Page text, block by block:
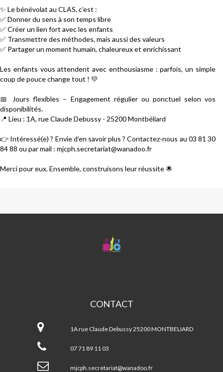
✨ Le bénévolat au CLAS, c’est :
✅ Donner du sens à son temps libre
✅ Créer un lien fort avec les enfants
✅ Transmettre des méthodes, mais aussi des valeurs
✅ Partager un moment humain, chaleureux et enrichissant
Les enfants vous attendent avec enthousiasme : parfois, un simple
coup de pouce change tout ! 💛
📅 Jours flexibles – Engagement régulier ou ponctuel selon vos
disponibilités.
📍 Lieu : 1A, rue Claude Debussy - 25200 Montbéliard
👉 Intéressé(e) ? Envie d’en savoir plus ? Contactez-nous au 03 81 30
84 88 ou par mail : mjcph.secretariat@wanadoo.fr
Merci pour eux. Ensemble, construisons leur réussite 🌟
MJC
CENTRE
CONTACT
Centre
Social
Petite
Hollande
1A rue Claude Debussy 25200 MONTBELIARD
07 71 89 11 03
mjcph.secretariat@wanadoo.fr